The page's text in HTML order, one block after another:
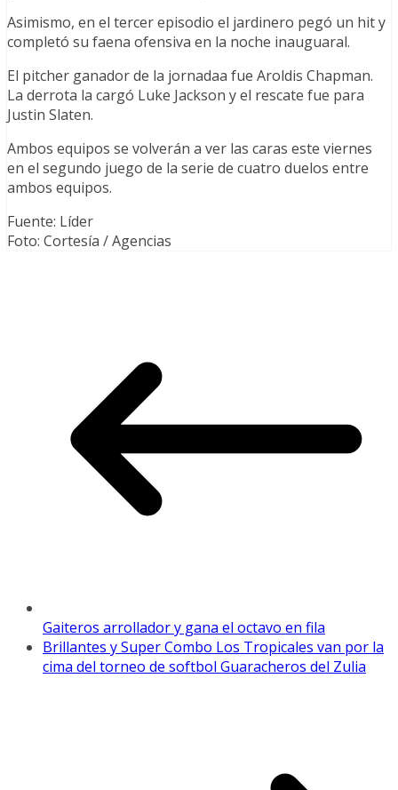
Asimismo, en el tercer episodio el jardinero pegó un hit y
completó su faena ofensiva en la noche inauguaral.
El pitcher ganador de la jornadaa fue Aroldis Chapman.
La derrota la cargó Luke Jackson y el rescate fue para
Justin Slaten.
Ambos equipos se volverán a ver las caras este viernes
en el segundo juego de la serie de cuatro duelos entre
ambos equipos.
Fuente: Líder
Foto: Cortesía / Agencias
Gaiteros arrollador y gana el octavo en fila
Brillantes y Super Combo Los Tropicales van por la
cima del torneo de softbol Guaracheros del Zulia